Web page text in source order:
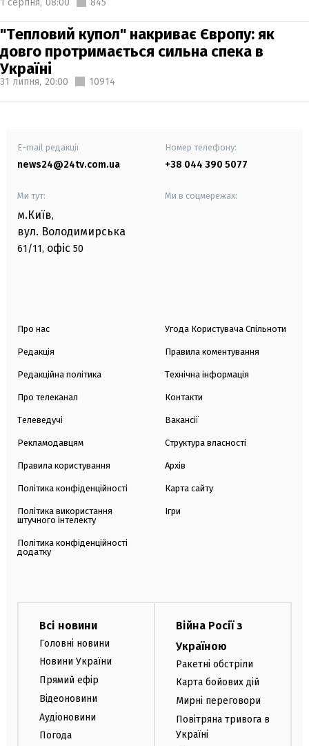
"Тепловий купол" накриває Європу: як
довго протримається сильна спека в
Україні
31 липня, 20:00 10914
E-mail редакції
news24@24tv.com.ua
Номер телефону:
+38 044 390 5077
Ми тут:
м.Київ,
вул. Володимирська
61/11, офіс 50
Ми в соцмережах:
Про нас
Редакція
Редакційна політика
Про телеканал
Телеведучі
Рекламодавцям
Правила користування
Політика конфіденційності
Політика використання
штучного інтелекту
Політика конфіденційності
додатку
Угода Користувача Спільноти
Правила коментування
Технічна інформація
Контакти
Вакансії
Структура власності
Архів
Карта сайту
Ігри
Всі новини
Головні новини
Новини України
Прямий ефір
Відеоновини
Аудіоновини
Погода
Війна Росії з
Україною
Ракетні обстріли
Карта бойових дій
Мирні переговори
Повітряна тривога в
Україні